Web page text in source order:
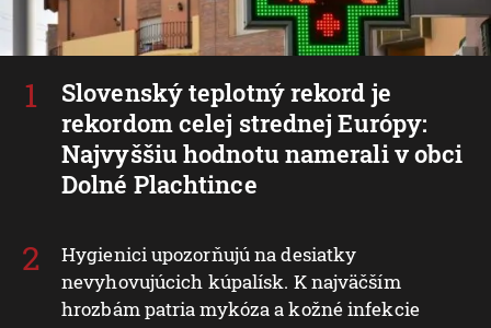
Slovenský teplotný rekord je
rekordom celej strednej Európy:
Najvyššiu hodnotu namerali v obci
Dolné Plachtince
Hygienici upozorňujú na desiatky
nevyhovujúcich kúpalísk. K najväčším
hrozbám patria mykóza a kožné infekcie